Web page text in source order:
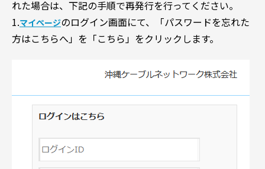
れた場合は、下記の手順で再発行を行ってください。
1.マイぺージのログイン画面にて、「パスワードを忘れた
方はこちらへ」を「こちら」をクリックします。